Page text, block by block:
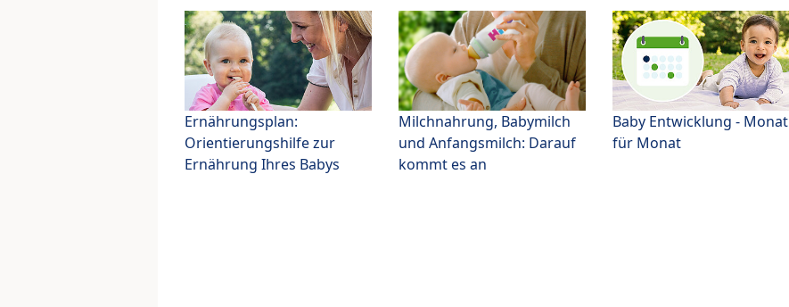
Ernährungsplan:
Orientierungshilfe zur
Ernährung Ihres Babys
Milchnahrung, Babymilch
und Anfangsmilch: Darauf
kommt es an
Baby Entwicklung - Monat
für Monat